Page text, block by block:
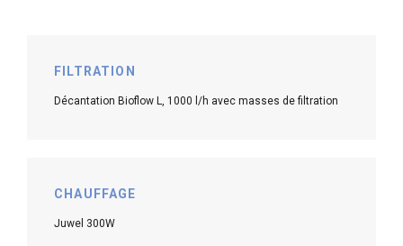
FILTRATION
Décantation Bioflow L, 1000 l/h avec masses de filtration
CHAUFFAGE
Juwel 300W